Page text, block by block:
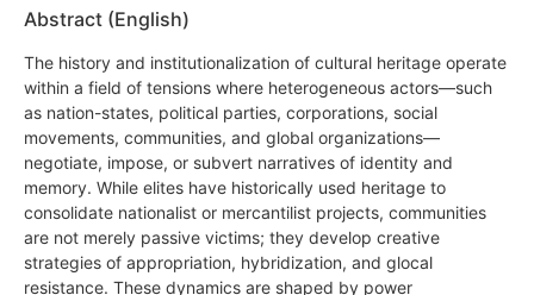
Abstract (English)
The history and institutionalization of cultural heritage operate
within a field of tensions where heterogeneous actors—such
as nation-states, political parties, corporations, social
movements, communities, and global organizations—
negotiate, impose, or subvert narratives of identity and
memory. While elites have historically used heritage to
consolidate nationalist or mercantilist projects, communities
are not merely passive victims; they develop creative
strategies of appropriation, hybridization, and glocal
resistance. These dynamics are shaped by power